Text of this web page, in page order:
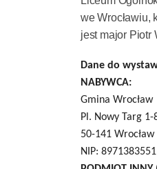
we Wrocławiu,
jest major Piotr
Dane do
NABYWCA:
Gmina Wrocław
Pl. Nowy Targ 1-
50-141 Wrocław
NIP: 8971383551